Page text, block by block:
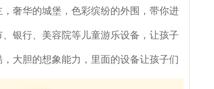
奢华的城堡，色彩缤纷的外围，带你进
银行、美容院等儿童游乐设备，让孩子
大胆的想象能力，里面的设备让孩子们